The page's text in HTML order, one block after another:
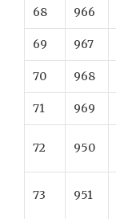
68 966
69 967
70 968
71 969
72 950
73 951